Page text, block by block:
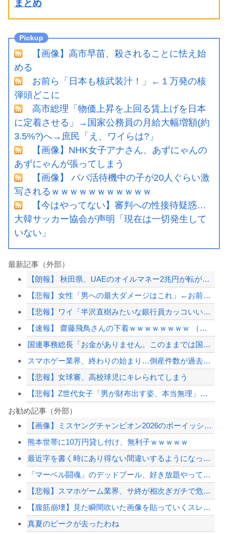
まとめ
【画像】高市早苗、殺されることに怯え始
める
お前ら「日本も核武装汁！」←１万発の核
弾頭どこに
高市総理「物価上昇を上回る賃上げを日本
に定着させる」→国家公務員の月給大幅増額(約
3.5%?)へ→庶民「え、ワイらは?」
【画像】NHK女子アナさん、あずにゃんの
あずにゃんが張ってしまう
【画像】 パパ活待機中の子が20人ぐらい激
写されるｗｗｗｗｗｗｗｗｗｗｗ
【今はやってない】審判への性接待疑惑…
大韓サッカー協会が声明「現在は一切発生して
いない」
最新記事（外部）
【朗報】 秋田県、UAEのオイルマネー2兆円が転がり込んでガチで東北最強になるぞ...
【悲報】女性「男への最大ダメージはこれ」←お前ら耐えられる？
【悲報】ワイ「半沢直樹みたいな銀行員カッコいい」銀行員の友人「あんな奴居ねえよ」
【速報】 齋藤飛鳥さんの下着ｗｗｗｗｗｗｗｗ （※画像あり）
国連事務総長「お金がありません。このままでは国連が完全崩壊します。助けて下さい」
スマホゲー業界、終わりの始まり…倒産件数が過去最多ペース「数億円かけても爆ﾀﾋ」
【悲報】女球審、高校球児にキレられてしまう
【悲報】Z世代女子「男が財布出す姿、本当無理」、現代のデート事情がヤバすぎるｗｗ...
PTA会長「PTA参加拒否した親へ最終警告。こうなってもいい？」
【画像】移民についての日本人の本音、だいたいこれｗｗｗｗ
【配信者】「金バエ」のSNS更新が1週間途絶え、様々な憶測が飛び交う。1週間ぶり...
【緊急速報】NYで警官が黒人男性の首を絞め、暴動第二波不可避へ
お勧め記事（外部）
【画像】ミスヤングチャンピオン2026のボーイッシュお胸ｗｗｗｗｗｗｗｗｗｗｗｗ...
熊本世帯に10万円貸し付け、無利子ｗｗｗｗｗ
最近字を書く時にあり得ない間違いするようになってきたわ
「マーベル闘魂」のデッドプール、好き放題やっている
【悲報】スマホゲーム業界、サ終が相次ぎガチで危機的な状況に…その理由がこちら
【腹筋崩壊】見た瞬間吹いた画像を貼っていくスレｗｗｗｗ
真夏のピークが去ったわね